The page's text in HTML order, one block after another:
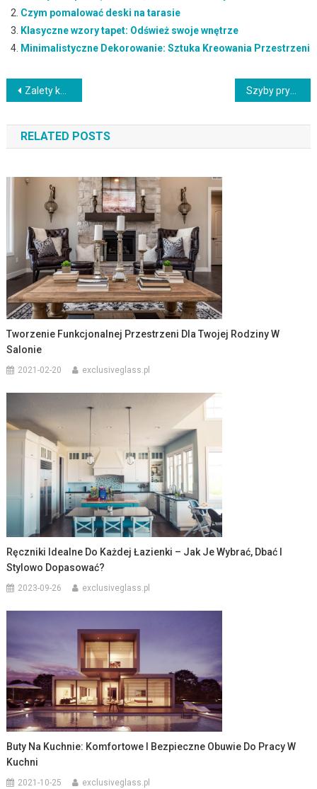
Czym pomalować deski na tarasie
Klasyczne wzory tapet: Odśwież swoje wnętrze
Minimalistyczne Dekorowanie: Sztuka Kreowania Przestrzeni
Nawigacja
wpisu
Zalety kabiny prysznicowej z hartowanego szkła Szyby prysznicowe na zamówienie – dlaczego są najlepszym rozwiązaniem?
RELATED POSTS
Tworzenie Funkcjonalnej Przestrzeni Dla Twojej Rodziny W
Salonie
2021-02-20 exclusiveglass.pl
Ręczniki Idealne Do Każdej Łazienki – Jak Je Wybrać, Dbać I
Stylowo Dopasować?
2023-09-26 exclusiveglass.pl
Buty Na Kuchnie: Komfortowe I Bezpieczne Obuwie Do Pracy W
Kuchni
2021-10-25 exclusiveglass.pl